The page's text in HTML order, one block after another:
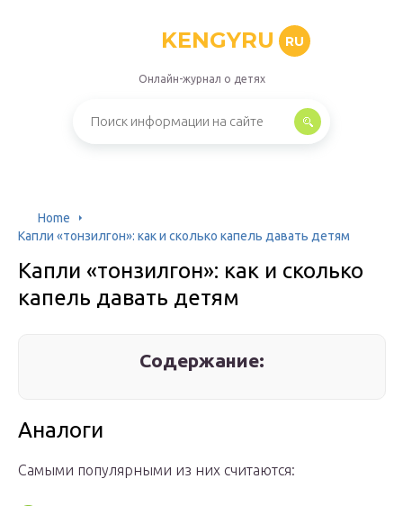
KENGYRU RU
Онлайн-журнал о детях
Home
Капли «тонзилгон»: как и сколько капель давать детям
Капли «тонзилгон»: как и сколько
капель давать детям
Содержание:
Аналоги
Самыми популярными из них считаются: